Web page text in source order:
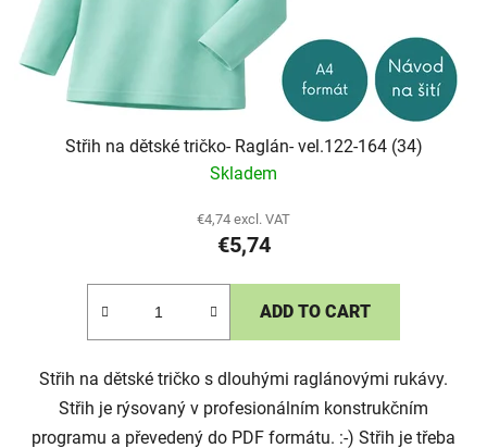
Střih na dětské tričko- Raglán- vel.122-164 (34)
Skladem
€4,74 excl. VAT
€5,74
ADD TO CART
Střih na dětské tričko s dlouhými raglánovými rukávy.
Střih je rýsovaný v profesionálním konstrukčním
programu a převedený do PDF formátu. :-) Střih je třeba